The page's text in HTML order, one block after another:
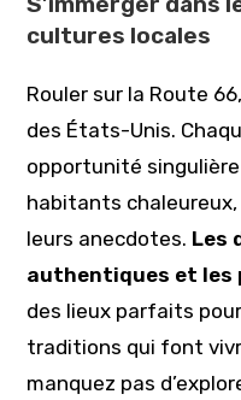
cultures locales
Rouler sur la Route
des États-Unis.
opportunité
habitants
leurs anecdotes. Les
authentiques et les
des lieux parfaits
traditions qui font
manquez pas